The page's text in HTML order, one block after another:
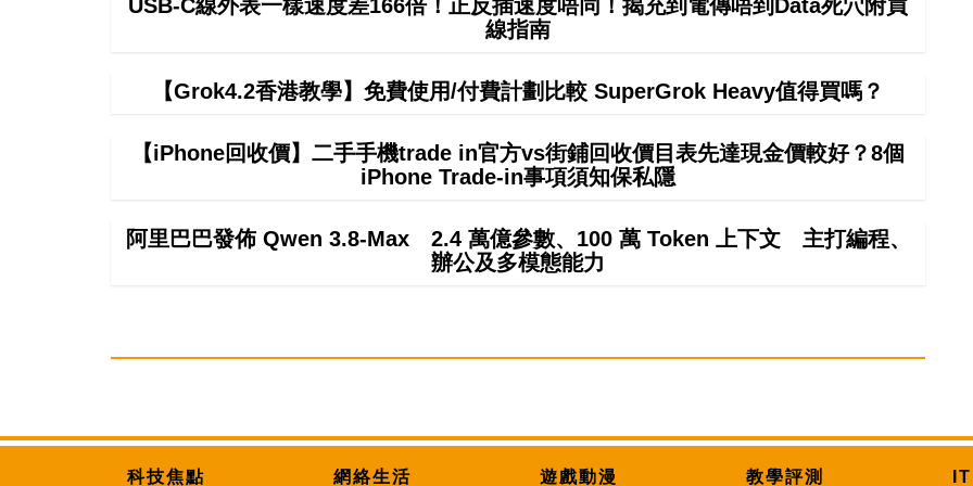
USB-C線外表一樣速度差166倍！正反插速度唔同！揭充到電傳唔到Data死穴附買
線指南
【Grok4.2香港教學】免費使用/付費計劃比較 SuperGrok Heavy值得買嗎？
【iPhone回收價】二手手機trade in官方vs街鋪回收價目表先達現金價較好？8個
iPhone Trade-in事項須知保私隱
阿里巴巴發佈 Qwen 3.8-Max 2.4 萬億參數、100 萬 Token 上下文 主打編程、
辦公及多模態能力
科技焦點 網絡生活 遊戲動漫 教學評測